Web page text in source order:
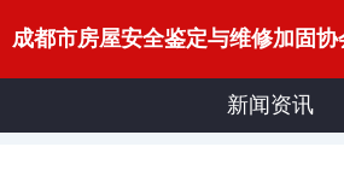
成都市房屋安全鉴定与维修加固协
新闻资讯